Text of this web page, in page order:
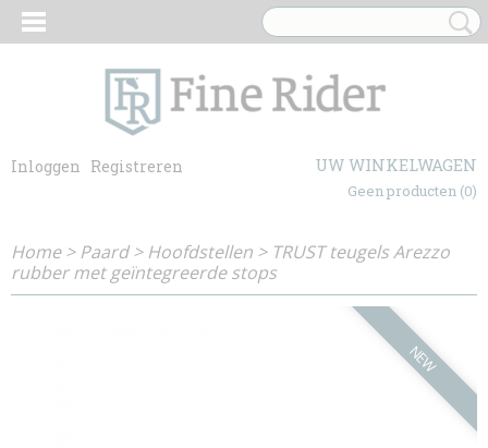
Inloggen Registreren UW WINKELWAGEN
Geen producten (0)
Home>Paard>Hoofdstellen > TRUST teugels Arezzo
rubber met geïntegreerde stops
NEW